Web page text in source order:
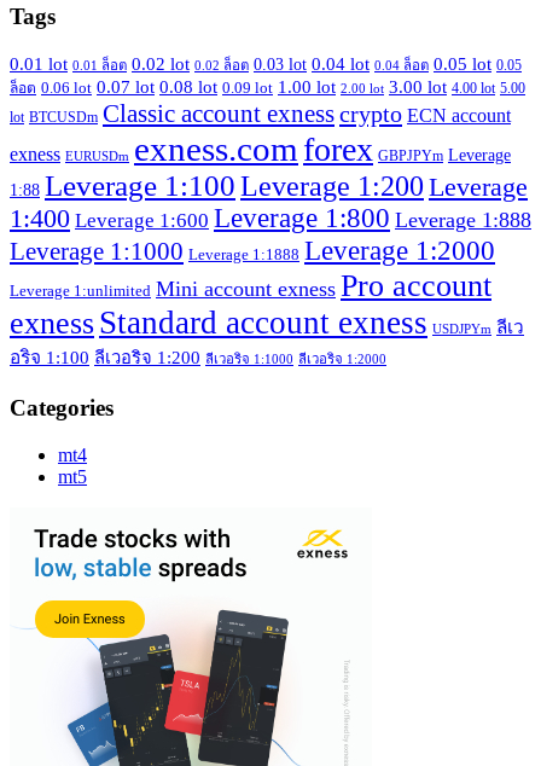
Tags
0.01 lot 0.01 ล็อต 0.02 lot 0.02 ล็อต 0.03 lot 0.04 lot 0.04 ล็อต 0.05 lot 0.05
ล็อต 0.06 lot 0.07 lot 0.08 lot 0.09 lot 1.00 lot 2.00 lot 3.00 lot 4.00 lot 5.00
lot BTCUSDm Classic account exnesscrypto ECN account
exness EURUSDm exness.com forex GBPJPYm Leverage
1:88 Leverage 1:100Leverage 1:200 Leverage
1:400 Leverage 1:600 Leverage 1:800 Leverage 1:888
Leverage 1:1000 Leverage 1:1888 Leverage 1:2000
Leverage 1:unlimited Mini account exness Pro account
exnessStandard account exness USDJPYm ลีเว
อริจ 1:100 ลีเวอริจ 1:200 ลีเวอริจ 1:1000 ลีเวอริจ 1:2000
Categories
mt4
mt5